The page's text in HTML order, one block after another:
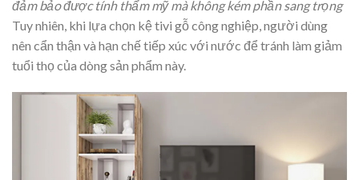
đảm bảo được tính thẩm mỹ mà không kém phần sang trọng
Tuy nhiên, khi lựa chọn kệ tivi gỗ công nghiệp, người dùng
nên cẩn thận và hạn chế tiếp xúc với nước để tránh làm giảm
tuổi thọ của dòng sản phẩm này.